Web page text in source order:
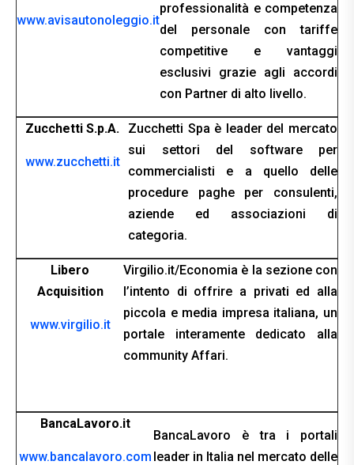
www.avisautonoleggio.it
professionalità e competenza
del personale con tariffe
competitive e vantaggi
esclusivi grazie agli accordi
con Partner di alto livello.
Zucchetti S.p.A.
www.zucchetti.it
Zucchetti Spa è leader del mercato
sui settori del software per
commercialisti e a quello delle
procedure paghe per consulenti,
aziende ed associazioni di
categoria.
Libero
Acquisition
www.virgilio.it
Virgilio.it/Economia è la sezione con
l’intento di offrire a privati ed alla
piccola e media impresa italiana, un
portale interamente dedicato alla
community Affari.
BancaLavoro.it
www.bancalavoro.com
BancaLavoro è tra i portali
leader in Italia nel mercato delle